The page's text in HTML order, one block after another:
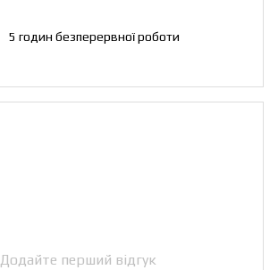
5 годин безперервної роботи
Додайте перший відгук